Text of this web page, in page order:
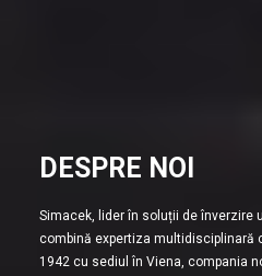
DESPRE NOI
Simacek, lider în soluții de înverzire
combină expertiza multidisciplinară
1942 cu sediul în Viena, compania